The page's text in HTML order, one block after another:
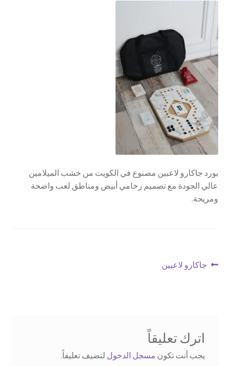
العربية
بورد جاكارو لاعبين مصنوع في الكويت من خشب الميلامين
عالي الجودة مع تصميم رخامي أبيض ومناطق لعب واضحة
ومريحة.
تصفّح
Previous
جاكارو لاعبين
اترك تعليقاً
يجب أنت تكون مسجل الدخول لتضيف تعليقاً.